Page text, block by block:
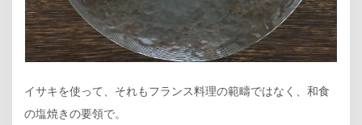
イサキを使って、それもフランス料理の範疇ではなく、和食
の塩焼きの要領で。